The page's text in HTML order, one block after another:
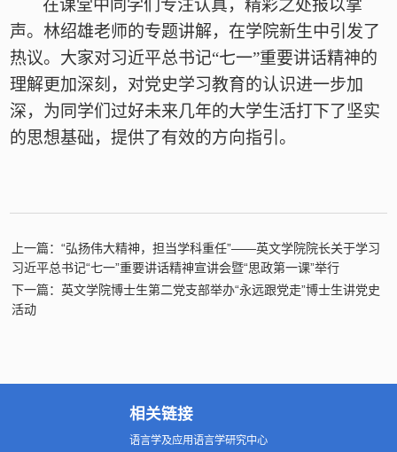
在课堂中同学们专注认真，精彩之处报以掌
声。林绍雄老师的专题讲解，在学院新生中引发了
热议。大家对习近平总书记“七一”重要讲话精神的
理解更加深刻，对党史学习教育的认识进一步加
深，为同学们过好未来几年的大学生活打下了坚实
的思想基础，提供了有效的方向指引。
上一篇：“弘扬伟大精神，担当学科重任”——英文学院院长关于学习
习近平总书记“七一”重要讲话精神宣讲会暨“思政第一课”举行
下一篇：英文学院博士生第二党支部举办“永远跟党走”博士生讲党史
活动
相关链接
语言学及应用语言学研究中心